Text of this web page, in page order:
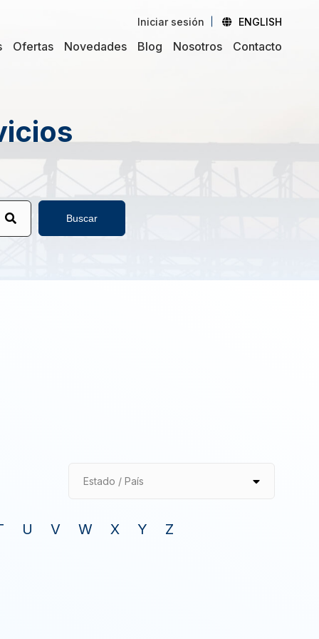
Iniciar sesión ENGLISH
Ofertas Novedades Blog Nosotros Contacto
Buscar
Estado / País
U V W X Y Z